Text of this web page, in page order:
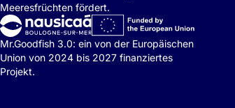
Meeresfrüchten fördert.
Mr.Goodfish 3.0: ein von der Europäischen
Union von 2024 bis 2027 finanziertes
Projekt.